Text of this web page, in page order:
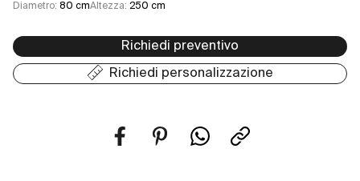
Diametro: 80 cmAltezza: 250 cm
Richiedi preventivo
Richiedi personalizzazione